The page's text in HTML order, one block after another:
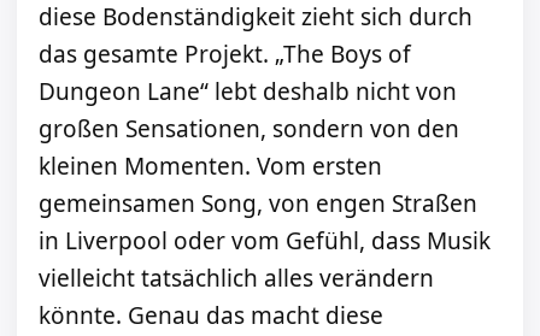
diese Bodenständigkeit zieht sich durch
das gesamte Projekt. „The Boys of
Dungeon Lane“ lebt deshalb nicht von
großen Sensationen, sondern von den
kleinen Momenten. Vom ersten
gemeinsamen Song, von engen Straßen
in Liverpool oder vom Gefühl, dass Musik
vielleicht tatsächlich alles verändern
könnte. Genau das macht diese